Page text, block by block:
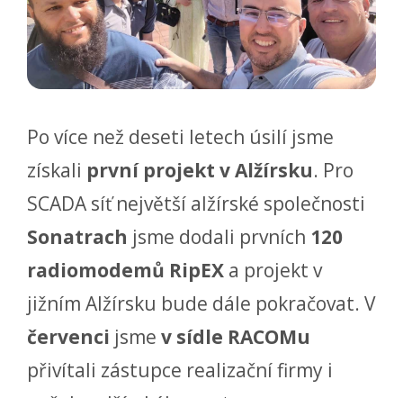
Po více než deseti letech úsilí jsme
získali první projekt v Alžírsku. Pro
SCADA síť největší alžírské společnosti
Sonatrach jsme dodali prvních 120
radiomodemů RipEX a projekt v
jižním Alžírsku bude dále pokračovat. V
červenci jsme v sídle RACOMu
přivítali zástupce realizační firmy i